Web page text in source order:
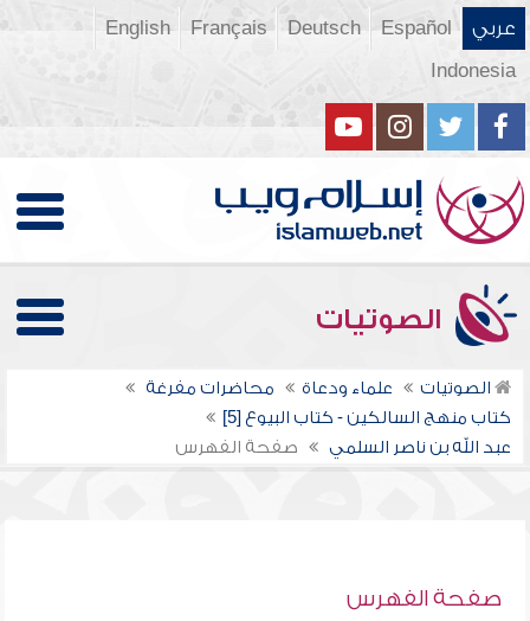
عربي Español
Deutsch
Français
English
Indonesia
الصوتيات
الصوتيات علماء ودعاة
محاضرات مفرغة
كتاب منهج السالكين - كتاب البيوع [5]
عبد الله بن ناصر السلمي
صفحة الفهرس
صفحة الفهرس